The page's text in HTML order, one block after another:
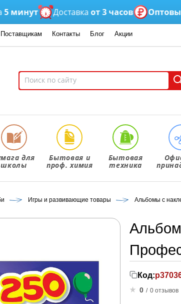
Доставкаот 3 часов Оптовые
Поставщикам Контакты Блог Акции
для
школы
Бытовая и
проф. химия
Бытовая
техника
Игры и развивающие товары Альбомы с
Код:
0 / 0 отзывов